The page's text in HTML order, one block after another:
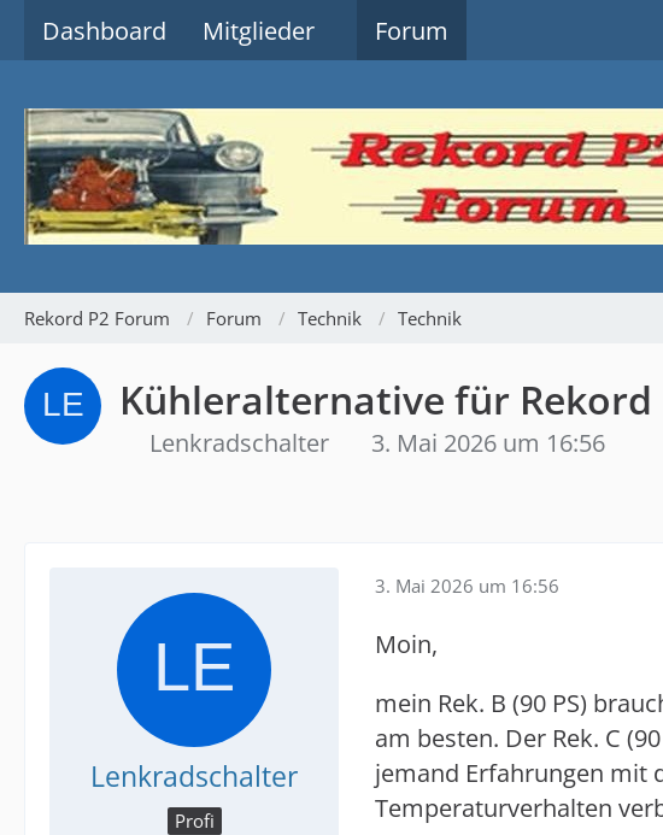
Dashboard Mitglieder Forum
Rekord P2 Forum Forum Technik Technik
Kühleralternative für
Lenkradschalter 3. Mai 2026 um 16:56
Lenkradschalter
Profi
3. Mai 2026 um 16:56
Moin,
mein Rek. B (90 PS)
am besten. Der Rek. C
jemand Erfahrungen mit
Temperaturverhalten